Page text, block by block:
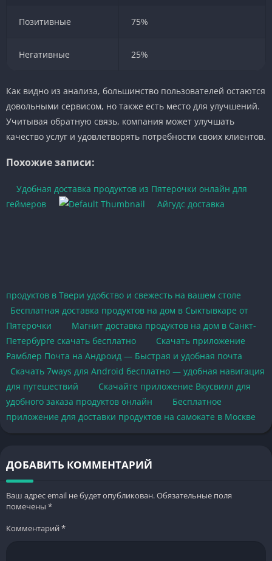
Позитивные 75%
Негативные 25%
Как видно из анализа, большинство пользователей остаются
довольными сервисом, но также есть место для улучшений.
Учитывая обратную связь, компания может улучшать
качество услуг и удовлетворять потребности своих клиентов.
Похожие записи:
Удобная доставка продуктов из Пятерочки онлайн для
геймеров
Айгудс доставка
продуктов в Твери удобство и свежесть на вашем столе
Бесплатная доставка продуктов на дом в Сыктывкаре от
Пятерочки
Магнит доставка продуктов на дом в Санкт-
Петербурге скачать бесплатно
Скачать приложение
Рамблер Почта на Андроид — Быстрая и удобная почта
Скачать 7ways для Android бесплатно — удобная навигация
для путешествий
Скачайте приложение Вкусвилл для
удобного заказа продуктов онлайн
Бесплатное
приложение для доставки продуктов на самокате в Москве
ДОБАВИТЬ КОММЕНТАРИЙ
Ваш адрес email не будет опубликован.Обязательные поля
помечены *
Комментарий*